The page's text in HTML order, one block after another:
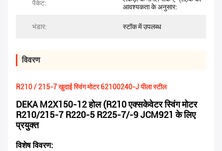
पैकेट:
आवश्यकता के अनुसार:
भंडार: स्टॉक में उपलब्ध
विवरण
R210 / 215-7 खुदाई स्विंग मोटर 62100240-J पीला स्टील
DEKA M2X150-12 होल (R210 एक्सकेवेटर स्विंग मोटर
R210/215-7 R220-5 R225-7/-9 JCM921 के लिए
प्रयुक्त
विशेष विवरण: